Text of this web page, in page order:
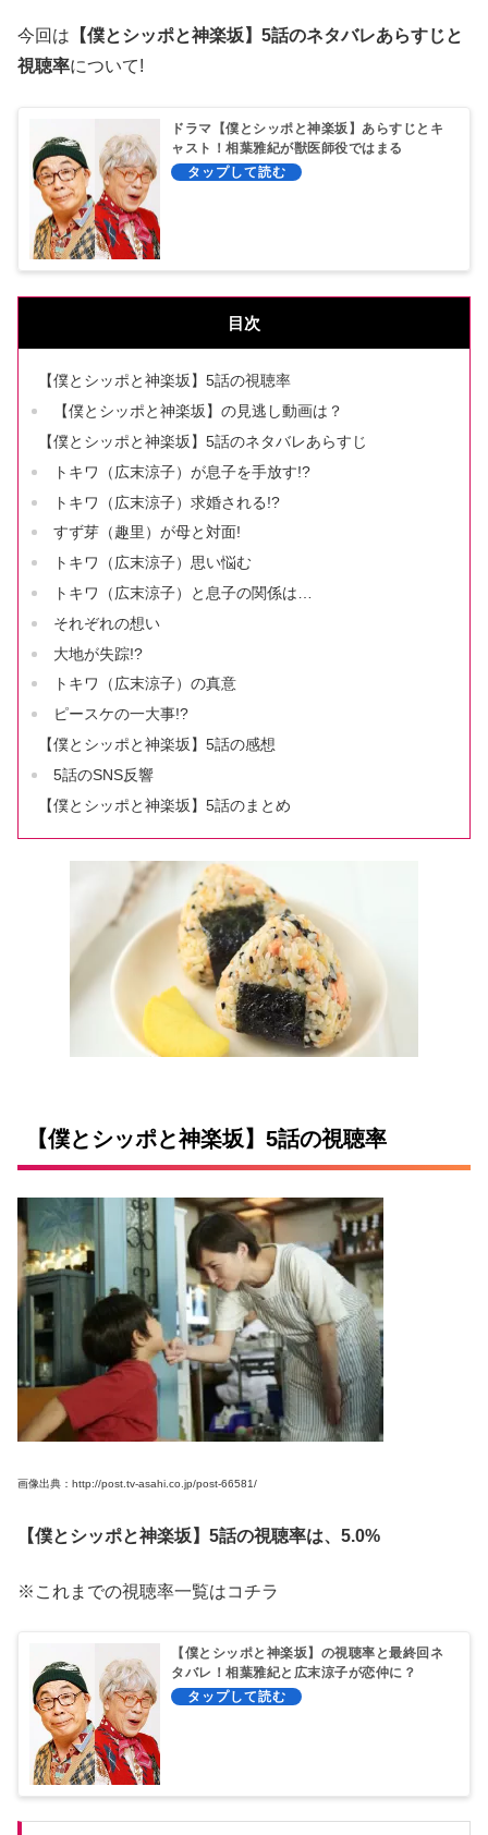
今回は 【僕とシッポと神楽坂】5話のネタバレあらすじと
視聴率について!
ドラマ【僕とシッポと神楽坂】あらすじとキ
ャスト！相葉雅紀が獣医師役ではまる
目次
【僕とシッポと神楽坂】5話の視聴率
【僕とシッポと神楽坂】の見逃し動画は？
【僕とシッポと神楽坂】5話のネタバレあらすじ
トキワ（広末涼子）が息子を手放す!?
トキワ（広末涼子）求婚される!?
すず芽（趣里）が母と対面!
トキワ（広末涼子）思い悩む
トキワ（広末涼子）と息子の関係は…
それぞれの想い
大地が失踪!?
トキワ（広末涼子）の真意
ピースケの一大事!?
【僕とシッポと神楽坂】5話の感想
5話のSNS反響
【僕とシッポと神楽坂】5話のまとめ
【僕とシッポと神楽坂】5話の視聴率
画像出典：http://post.tv-asahi.co.jp/post-66581/
【僕とシッポと神楽坂】5話の視聴率は、5.0%
※これまでの視聴率一覧はコチラ
【僕とシッポと神楽坂】の視聴率と最終回ネ
タバレ！相葉雅紀と広末涼子が恋仲に？